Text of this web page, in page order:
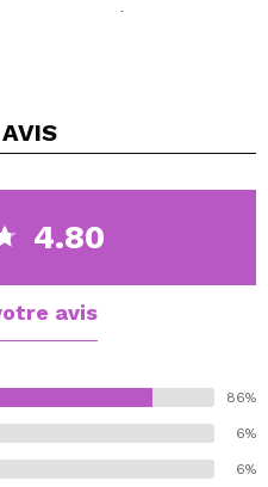
deux moitiés pour tenir
travaillez avec eux.
stocker n'importe quelle
hygiénique et facile à
AVIS
4.80
avis
86%
6%
6%